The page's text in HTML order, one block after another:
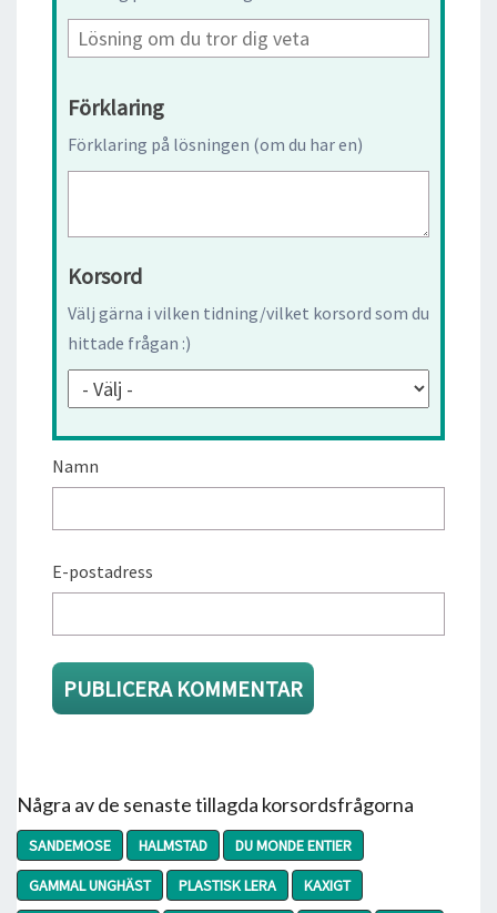
Förklaring
Förklaring på lösningen (om du har en)
Korsord
Välj gärna i vilken tidning/vilket korsord som du
hittade frågan :)
Namn
E-postadress
Några av de senaste tillagda korsordsfrågorna
SANDEMOSE HALMSTAD
DU MONDE ENTIER
GAMMAL UNGHÄST
PLASTISK LERA
KAXIGT